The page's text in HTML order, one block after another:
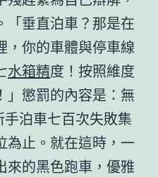
「垂直泊車？那是在
，你的車體與停車線
水箱精度！按照維度
」懲罰的內容是：無
泊車七百次失敗集
為止。就在這時，一
來的黑色跑車，優雅